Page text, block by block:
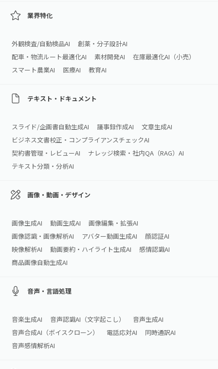
業界特化
外観検査/自動検品AI
創薬・分子設計AI
配車・物流ルート最適化AI
素材開発AI
在庫最適化AI（小売）
スマート農業AI
医療AI 教育AI
テキスト・ドキュメント
スライド/企画書自動生成AI 議事録作成AI
文章生成AI
ビジネス文書校正・コンプライアンスチェックAI
契約書管理・レビューAI
ナレッジ検索・社内QA（RAG）AI
テキスト分類・分析AI
画像・動画・デザイン
画像生成AI 動画生成AI
画像編集・拡張AI
画像認識・画像解析AI
アバター動画生成AI
顔認証AI
映像解析AI
動画要約・ハイライト生成AI
感情認識AI
商品画像自動生成AI
音声・言語処理
音楽生成AI 音声認識AI（文字起こし）
音声生成AI
音声合成AI（ボイスクローン）
電話応対AI
同時通訳AI
音声感情解析AI